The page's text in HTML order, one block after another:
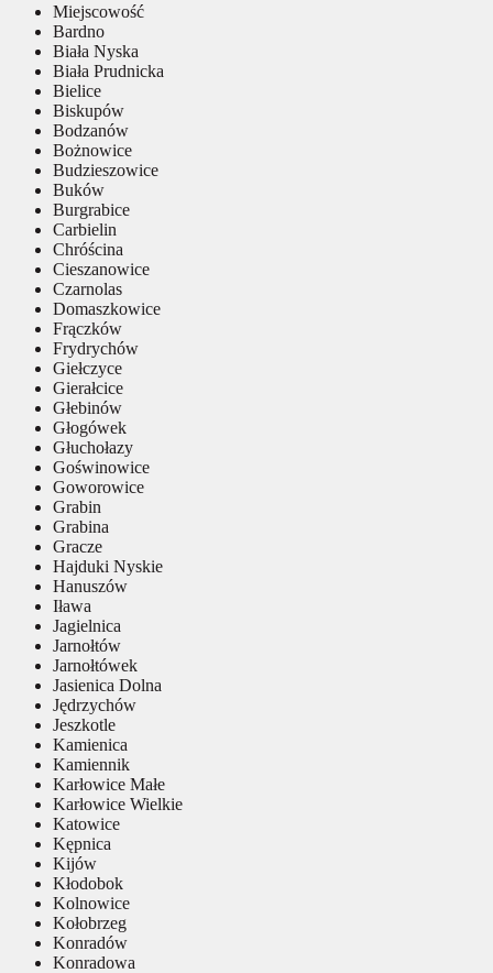
Miejscowość
Bardno
Biała Nyska
Biała Prudnicka
Bielice
Biskupów
Bodzanów
Bożnowice
Budzieszowice
Buków
Burgrabice
Carbielin
Chróścina
Cieszanowice
Czarnolas
Domaszkowice
Frączków
Frydrychów
Giełczyce
Gierałcice
Głebinów
Głogówek
Głuchołazy
Goświnowice
Goworowice
Grabin
Grabina
Gracze
Hajduki Nyskie
Hanuszów
Iława
Jagielnica
Jarnołtów
Jarnołtówek
Jasienica Dolna
Jędrzychów
Jeszkotle
Kamienica
Kamiennik
Karłowice Małe
Karłowice Wielkie
Katowice
Kępnica
Kijów
Kłodobok
Kolnowice
Kołobrzeg
Konradów
Konradowa